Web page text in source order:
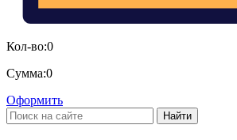
Кол-во:0
Сумма:0
Оформить
Найти